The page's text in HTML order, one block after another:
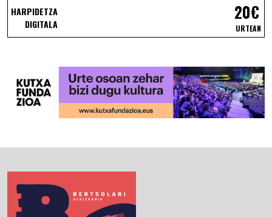
HARPIDETZA
DIGITALA
20€
URTEAN